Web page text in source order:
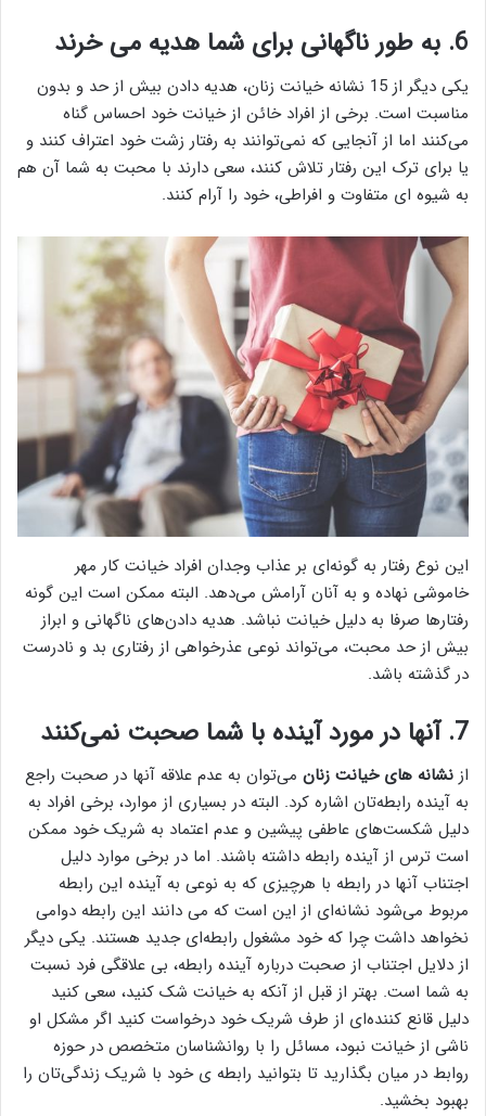
6. به طور ناگهانی برای شما هدیه می خرند
یکی دیگر از 15 نشانه خیانت زنان، هدیه دادن بیش از حد و بدون
مناسبت است. برخی از افراد خائن از خیانت خود احساس گناه
می‌کنند اما از آنجایی که نمی‌توانند به رفتار زشت خود اعتراف کنند و
یا برای ترک این رفتار تلاش کنند، سعی دارند با محبت به شما آن هم
به شیوه ای متفاوت و افراطی، خود را آرام کنند.
این نوع رفتار به گونه‌ای بر عذاب وجدان افراد خیانت کار مهر
خاموشی نهاده و به آنان آرامش می‌دهد. البته ممکن است این گونه
رفتارها صرفا به دلیل خیانت نباشد. هدیه دادن‌های ناگهانی و ابراز
بیش از حد محبت، می‌تواند نوعی عذرخواهی از رفتاری بد و نادرست
در گذشته باشد.
7. آنها در مورد آینده با شما صحبت نمی‌کنند
از نشانه های خیانت زنان می‌توان به عدم علاقه آنها در صحبت راجع
به آینده رابطه‌تان اشاره کرد. البته در بسیاری از موارد، برخی افراد به
دلیل شکست‌های عاطفی پیشین و عدم اعتماد به شریک خود ممکن
است ترس از آینده رابطه داشته باشند. اما در برخی موارد دلیل
اجتناب آنها در رابطه با هرچیزی که به نوعی به آینده این رابطه
مربوط می‌شود نشانه‌ای از این است که می دانند این رابطه دوامی
نخواهد داشت چرا که خود مشغول رابطه‌ای جدید هستند. یکی دیگر
از دلایل اجتناب از صحبت درباره آینده رابطه، بی علاقگی فرد نسبت
به شما است. بهتر از قبل از آنکه به خیانت شک کنید، سعی کنید
دلیل قانع کننده‌ای از طرف شریک خود درخواست کنید اگر مشکل او
ناشی از خیانت نبود، مسائل را با روانشناسان متخصص در حوزه
روابط در میان بگذارید تا بتوانید رابطه ی خود با شریک زندگی‌تان را
بهبود بخشید.